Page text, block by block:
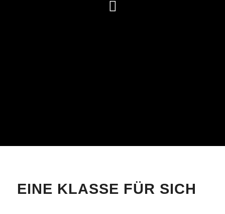
EINE KLASSE FÜR SICH